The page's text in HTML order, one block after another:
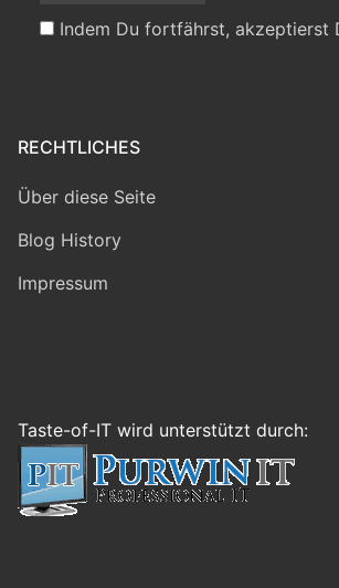
Indem Du fortfährst, akzeptierst
RECHTLICHES
Über diese Seite
Blog History
Impressum
Taste-of-IT wird unterstützt durch: